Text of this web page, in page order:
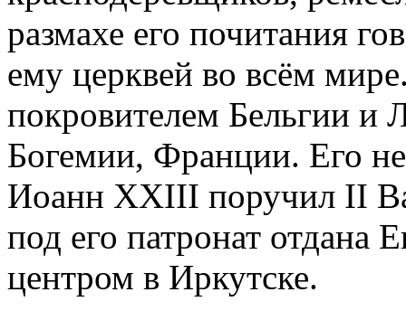
размахе его почитания
ему церквей во всём
покровителем Бельгии и
Богемии, Франции. Его
Иоанн XXIII поручил II
под его патронат отдана
центром в Иркутске.